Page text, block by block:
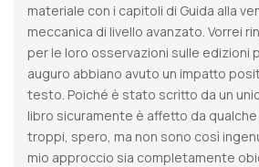
materiale con i capitoli di Guida alla
meccanica di livello avanzato. Vorrei
per le loro osservazioni sulle edizioni
auguro abbiano avuto un impatto
testo. Poiché è stato scritto da un
libro sicuramente è affetto da
troppi, spero, ma non sono così
mio approccio sia completamente